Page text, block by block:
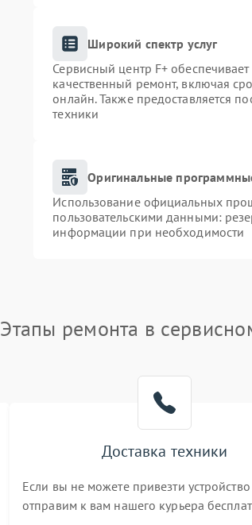
Широкий спектр услуг
Сервисный центр F+
качественный ремонт, включая
онлайн. Также предоставляется
техники
Оригинальные
Использование официальных
пользовательскими данными:
информации при необходимости
Этапы ремонта в
Доставка техники
Если вы не можете привезти
отправим к вам нашего курьера